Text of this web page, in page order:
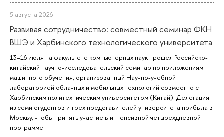
5 августа 2026
Развивая сотрудничество: совместный семинар ФКН
ВШЭ и Харбинского технологического университета
13–16 июля на факультете компьютерных наук прошел Российско-
китайский научно-исследовательский семинар по приложениям
машинного обучения, организованный Научно-учебной
лабораторией облачных и мобильных технологий совместно с
Харбинским политехническим университетом (Китай). Делегация
из семи студентов и трех представителей университета прибыла в
Москву, чтобы принять участие в интенсивной четырехдневной
программе.